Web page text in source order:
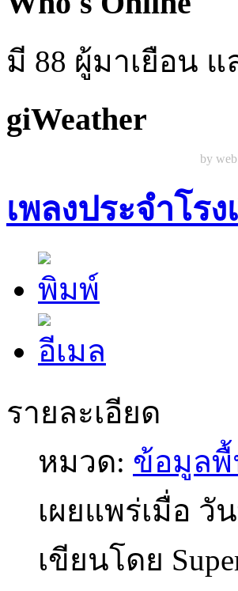
มี 88 ผู้มาเยือน
giWeather
by
เพลงประจำโรง
รายละเอียด
หมวด: ข้อมูล
เผยแพร่เมื่อ วั
เขียนโดย